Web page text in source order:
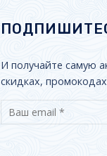
И получайте самую
скидках, промокодах